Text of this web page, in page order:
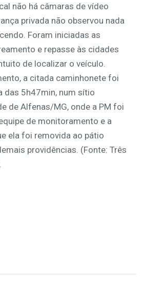
não há câmaras de vídeo
privada não observou nada
Foram iniciadas as
e repasse às cidades
de localizar o veículo.
a citada caminhonete foi
das 5h47min, num sítio
de Alfenas/MG, onde a PM foi
de monitoramento e a
ela foi removida ao pátio
providências. (Fonte: Três